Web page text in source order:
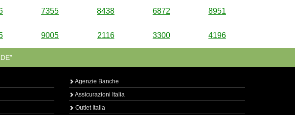
7355 8438 6872 8951
9005 2116 3300 4196
Agenzie Banche
Assicurazioni Italia
Outlet Italia